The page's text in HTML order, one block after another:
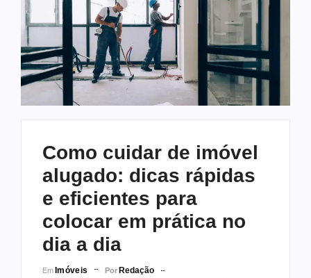
Como cuidar de imóvel
alugado: dicas rápidas
e eficientes para
colocar em prática no
dia a dia
Em Imóveis Por Redação